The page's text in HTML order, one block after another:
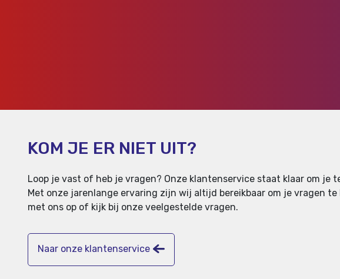
KOM JE ER NIET UIT?
Loop je vast of heb je vragen? Onze klantenservice staat klaar om je
Met onze jarenlange ervaring zijn wij altijd bereikbaar om je vragen te
met ons op of kijk bij onze veelgestelde vragen.
Naar onze klantenservice